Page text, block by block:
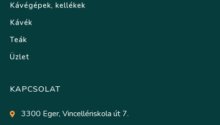
Kávégépek, kellékek
Kávék
Teák
Üzlet
KAPCSOLAT
3300 Eger, Vincellériskola út 7.